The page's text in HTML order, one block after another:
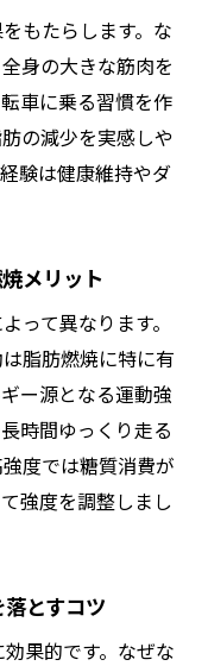
もたらします。な
身の大きな筋肉を
車に乗る習慣を作
の減少を実感しや
験は健康維持やダ
メリット
って異なります。
脂肪燃焼に特に有
ー源となる運動強
時間ゆっくり走る
度では糖質消費が
強度を調整しまし
とすコツ
果的です。なぜな